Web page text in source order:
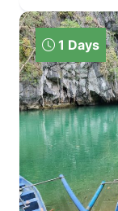
1 Days